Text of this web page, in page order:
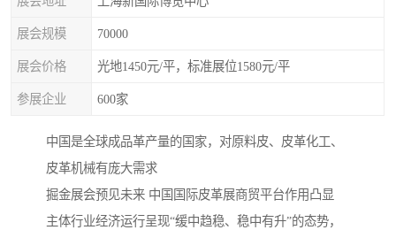
展会规模 70000
展会价格 光地1450元/平，标准展位1580元/平
参展企业 600家
中国是全球成品革产量的国家，对原料皮、皮革化工、
皮革机械有庞大需求
掘金展会预见未来 中国国际皮革展商贸平台作用凸显
主体行业经济运行呈现“缓中趋稳、稳中有升”的态势，